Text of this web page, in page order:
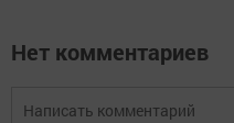
Нет комментариев